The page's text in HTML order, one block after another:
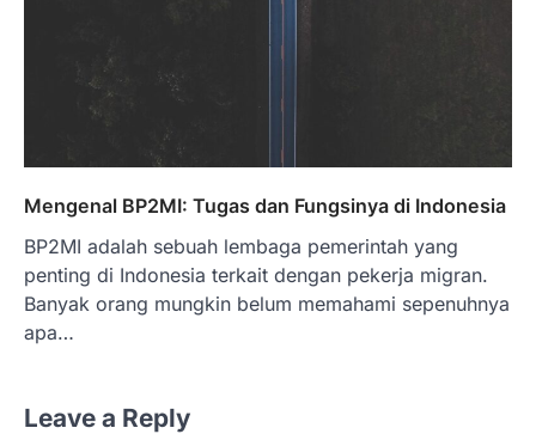
Mengenal BP2MI: Tugas dan Fungsinya di Indonesia
BP2MI adalah sebuah lembaga pemerintah yang
penting di Indonesia terkait dengan pekerja migran.
Banyak orang mungkin belum memahami sepenuhnya
apa…
Leave a Reply